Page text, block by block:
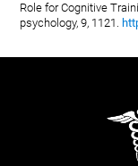
Role for Cognitive
psychology, 9, 1121.